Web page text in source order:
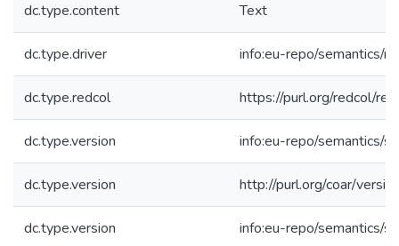
dc.type.content Text
dc.type.driver info:eu-repo/semantics/
dc.type.redcol https://purl.org/redcol/
dc.type.version info:eu-repo/semantics/
dc.type.version http://purl.org/coar/
dc.type.version info:eu-repo/semantics/